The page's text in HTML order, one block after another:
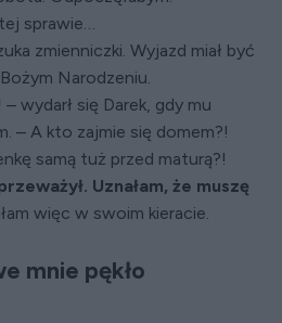
sprawie…
zmienniczki. Wyjazd miał być
Narodzeniu.
– wydarł się Darek, gdy mu
– A kto zajmie się domem?!
samą tuż przed maturą?!
Uznałam, że muszę
więc w swoim kieracie.
mnie pękło